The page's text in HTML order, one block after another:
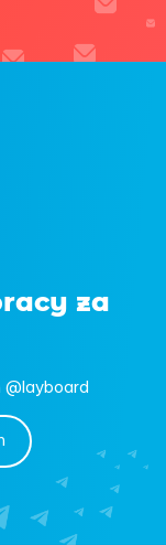
za
@layboard